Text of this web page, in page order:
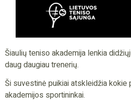
Šiaulių teniso akademija lenkia
daug daugiau trenerių.
Ši suvestinė puikiai atskleidžia
akademijos sportininkai.